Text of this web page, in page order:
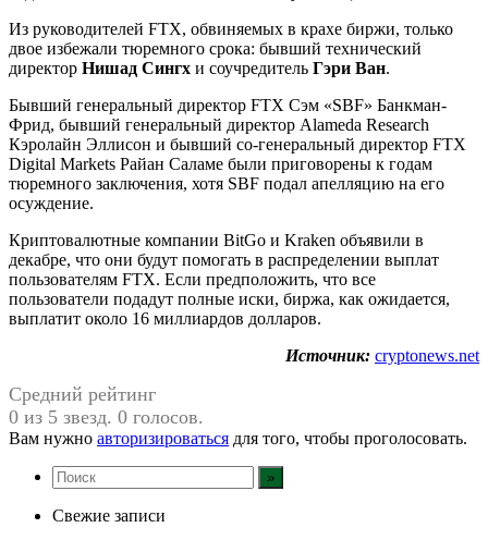
Из руководителей FTX, обвиняемых в крахе биржи, только
двое избежали тюремного срока: бывший технический
директор Нишад Сингх и соучредитель Гэри Ван.
Бывший генеральный директор FTX Сэм «SBF» Банкман-
Фрид, бывший генеральный директор Alameda Research
Кэролайн Эллисон и бывший со-генеральный директор FTX
Digital Markets Райан Саламе были приговорены к годам
тюремного заключения, хотя SBF подал апелляцию на его
осуждение.
Криптовалютные компании BitGo и Kraken объявили в
декабре, что они будут помогать в распределении выплат
пользователям FTX. Если предположить, что все
пользователи подадут полные иски, биржа, как ожидается,
выплатит около 16 миллиардов долларов.
Источник: cryptonews.net
Средний рейтинг
0 из 5 звезд. 0 голосов.
Вам нужно авторизироваться для того, чтобы проголосовать.
Свежие записи